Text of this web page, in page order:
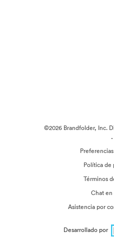
©2026 Brandfolder, Inc.
·
Política de
Términos
Chat
Asistencia por
Desarrollado por